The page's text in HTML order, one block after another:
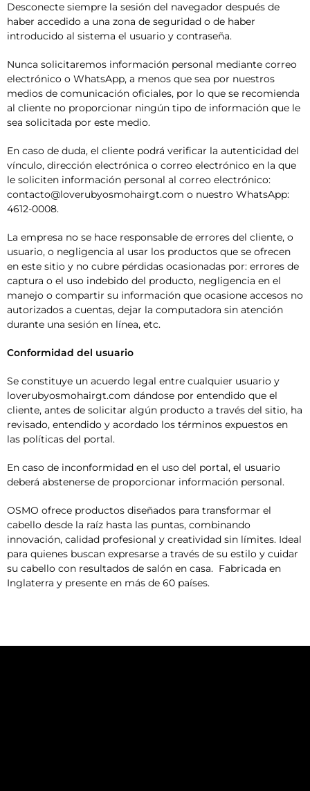
Desconecte siempre la sesión del navegador después de
haber accedido a una zona de seguridad o de haber
introducido al sistema el usuario y contraseña.
Nunca solicitaremos información personal mediante correo
electrónico o WhatsApp, a menos que sea por nuestros
medios de comunicación oficiales, por lo que se recomienda
al cliente no proporcionar ningún tipo de información que le
sea solicitada por este medio.
En caso de duda, el cliente podrá verificar la autenticidad del
vínculo, dirección electrónica o correo electrónico en la que
le soliciten información personal al correo electrónico:
contacto@loverubyosmohairgt.com o nuestro WhatsApp:
4612-0008.
La empresa no se hace responsable de errores del cliente, o
usuario, o negligencia al usar los productos que se ofrecen
en este sitio y no cubre pérdidas ocasionadas por: errores de
captura o el uso indebido del producto, negligencia en el
manejo o compartir su información que ocasione accesos no
autorizados a cuentas, dejar la computadora sin atención
durante una sesión en línea, etc.
Conformidad del usuario
Se constituye un acuerdo legal entre cualquier usuario y
loverubyosmohairgt.com dándose por entendido que el
cliente, antes de solicitar algún producto a través del sitio, ha
revisado, entendido y acordado los términos expuestos en
las políticas del portal.
En caso de inconformidad en el uso del portal, el usuario
deberá abstenerse de proporcionar información personal.
OSMO ofrece productos diseñados para transformar el
cabello desde la raíz hasta las puntas, combinando
innovación, calidad profesional y creatividad sin límites. Ideal
para quienes buscan expresarse a través de su estilo y cuidar
su cabello con resultados de salón en casa. Fabricada en
Inglaterra y presente en más de 60 países.